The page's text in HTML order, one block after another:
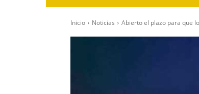
Inicio Noticias Abierto el plazo para que